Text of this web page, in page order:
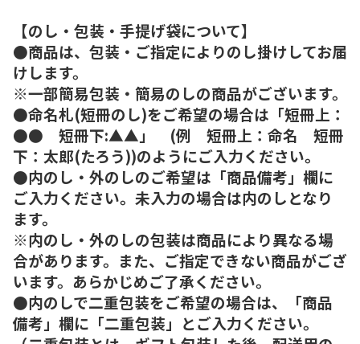
【のし・包装・手提げ袋について】
●商品は、包装・ご指定によりのし掛けしてお届
けします。
※一部簡易包装・簡易のしの商品がございます。
●命名札(短冊のし)をご希望の場合は「短冊上：
●● 短冊下:▲▲」 (例 短冊上：命名 短冊
下：太郎(たろう))のようにご入力ください。
●内のし・外のしのご希望は「商品備考」欄に
ご入力ください。未入力の場合は内のしとなり
ます。
※内のし・外のしの包装は商品により異なる場
合があります。また、ご指定できない商品がござ
います。あらかじめご了承ください。
●内のしで二重包装をご希望の場合は、「商品
備考」欄に「二重包装」とご入力ください。